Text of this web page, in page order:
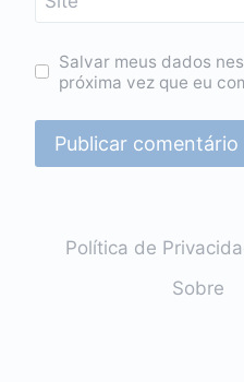
Salvar meus dados
próxima vez que eu
Política de
Sobre